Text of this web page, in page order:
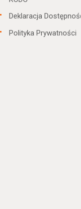
Deklaracja
Polityka Prywatności